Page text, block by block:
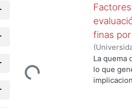
Loading...
finas
(
de
La quema
lo que